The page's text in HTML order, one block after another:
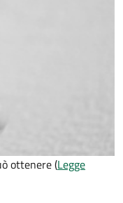
ottenere (Legge